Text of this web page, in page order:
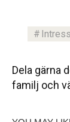
Dela gärna
familj och